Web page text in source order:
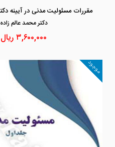
دكتر محمد عالم زاده
۳,۶۰۰,۰۰۰ریال
موجود